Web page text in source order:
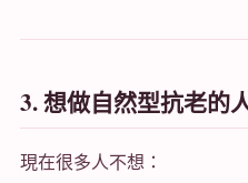
3. 想做自然型抗老的
現在很多人不想：